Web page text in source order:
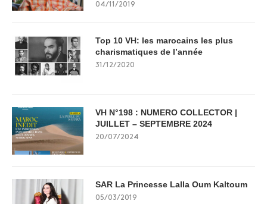
04/11/2019
Top 10 VH: les marocains les plus
charismatiques de l’année
31/12/2020
VH N°198 : NUMERO COLLECTOR |
JUILLET – SEPTEMBRE 2024
20/07/2024
SAR La Princesse Lalla Oum Kaltoum
05/03/2019